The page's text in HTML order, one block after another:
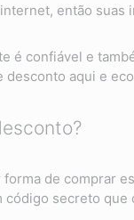
então
é confiável e
aqui e
de comprar
secreto que